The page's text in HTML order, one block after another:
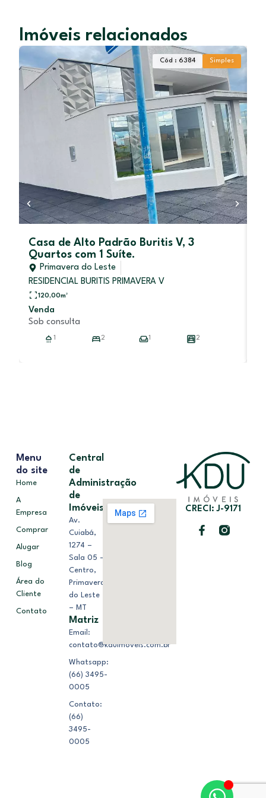
Imóveis relacionados
Cód : 6384 Simples
Casa de Alto Padrão Buritis V, 3
Quartos com 1 Suíte.
Primavera do Leste
RESIDENCIAL BURITIS PRIMAVERA V
120,00m²
Venda
Sob consulta
1 2 1 2
CRECI: J-9171
Menu
do site
Home
A
Empresa
Comprar
Alugar
Blog
Área do
Cliente
Contato
Central
de
Administração
de
Imóveis
Av.
Cuiabá,
1274 –
Sala 05 –
Centro,
Primavera
do Leste
– MT
Matriz
Email:
contato@kduimoveis.com.br
Whatsapp:
(66) 3495-
0005
Contato:
(66)
3495-
0005